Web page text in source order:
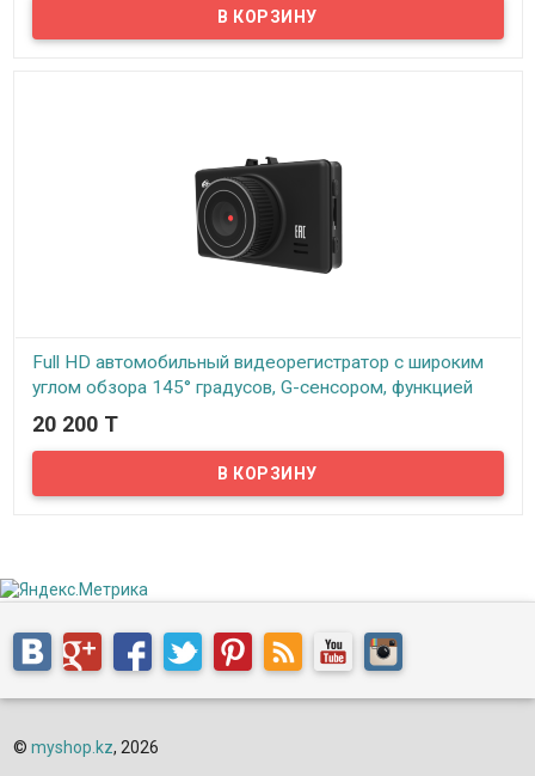
Предлагаем вам купить беспроводной инфракрасный датчик
движения для системы охранной сигнализации. Данный
инфракрасный датчик является одним из самых
Full HD автомобильный видеорегистратор с широким
углом обзора 145° градусов, G-сенсором, функцией
SOS и датчиком движения, ID610AB
Предлагаем вам купить видеорегистратор с реальным
дорожных объектов. Full HD автомобильный видеорегистратор
оснащен датчиком удара G-сенсор, который позволяет
защитить файлы, записанные в момент резкого торможения /
возможность вручную защитить файлы от перезаписи. Так же
можно установить или снять защиту с файлов из режима
просмотра. Full HD регистратор оснащен датчиком движения, во
включенном состоянии автоматически запускает видеозапись
20 200 T
© myshop.kz, 2026